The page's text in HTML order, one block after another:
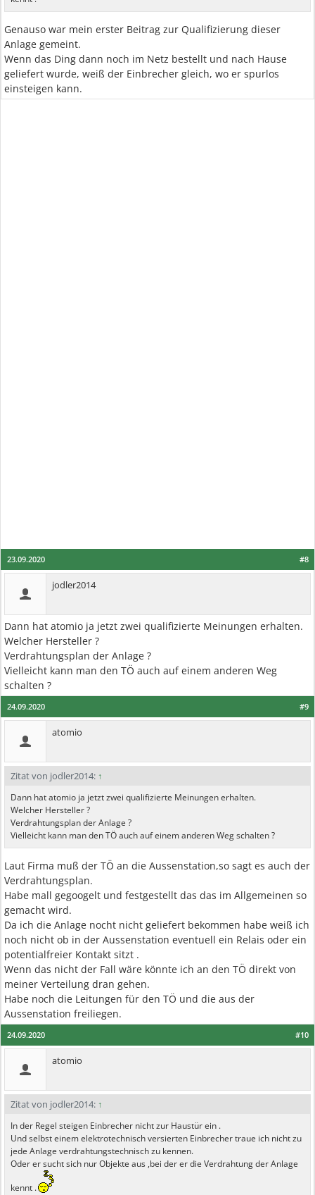
Genauso war mein erster Beitrag zur Qualifizierung dieser
Anlage gemeint.
Wenn das Ding dann noch im Netz bestellt und nach Hause
geliefert wurde, weiß der Einbrecher gleich, wo er spurlos
einsteigen kann.
#8
23.09.2020
jodler2014
Dann hat atomio ja jetzt zwei qualifizierte Meinungen erhalten.
Welcher Hersteller ?
Verdrahtungsplan der Anlage ?
Vielleicht kann man den TÖ auch auf einem anderen Weg
schalten ?
#9
24.09.2020
atomio
Zitat von jodler2014: ↑
Dann hat atomio ja jetzt zwei qualifizierte Meinungen erhalten.
Welcher Hersteller ?
Verdrahtungsplan der Anlage ?
Vielleicht kann man den TÖ auch auf einem anderen Weg schalten ?
Laut Firma muß der TÖ an die Aussenstation,so sagt es auch der
Verdrahtungsplan.
Habe mall gegoogelt und festgestellt das das im Allgemeinen so
gemacht wird.
Da ich die Anlage nocht nicht geliefert bekommen habe weiß ich
noch nicht ob in der Aussenstation eventuell ein Relais oder ein
potentialfreier Kontakt sitzt .
Wenn das nicht der Fall wäre könnte ich an den TÖ direkt von
meiner Verteilung dran gehen.
Habe noch die Leitungen für den TÖ und die aus der
Aussenstation freiliegen.
#10
24.09.2020
atomio
Zitat von jodler2014: ↑
In der Regel steigen Einbrecher nicht zur Haustür ein .
Und selbst einem elektrotechnisch versierten Einbrecher traue ich nicht zu
jede Anlage verdrahtungstechnisch zu kennen.
Oder er sucht sich nur Objekte aus ,bei der er die Verdrahtung der Anlage
kennt .